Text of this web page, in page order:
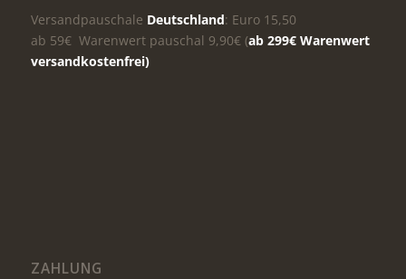
Versandpauschale Deutschland: Euro 15,50
ab 59€ Warenwert pauschal 9,90€ (ab 299€ Warenwert
versandkostenfrei)
ZAHLUNG